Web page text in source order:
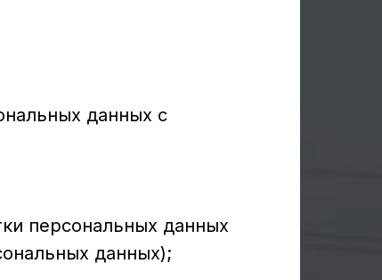
данных с
персональных данных
данных);